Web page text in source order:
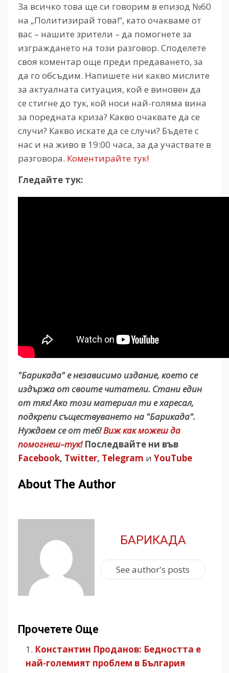
За всичко това ще си говорим в епизод №60
на „Политизирай това!“, като очакваме от
вас – нашите зрители – да помогнете за
изграждането на този разговор. Споделете
своя коментар още преди предаването, за
да го обсъдим. Напишете ни какво мислите
за актуалната ситуация, кой е виновен да
се стигне до тук, кой носи най-голяма вина
за поредната криза? Какво очаквате да се
случи? Какво искате да се случи? Бъдете с
нас и на живо в 19:00 часа, за да участвате в
разговора. Коментирайте тук!
Гледайте тук:
"Барикада" е независимо издание, което се
издържа от своите читатели. Стани един
от тях! Ако този материал ти е харесал,
подкрепи съществуването на "Барикада".
Нуждаем се от теб!Виж как можеш да
помогнеш–тук! Последвайте ни във
Facebook, Twitter, Telegram и YouTube
About The Author
БАРИКАДА
See author's posts
Прочетете Още
Константин Проданов: Бедността е
най-големият проблем в България